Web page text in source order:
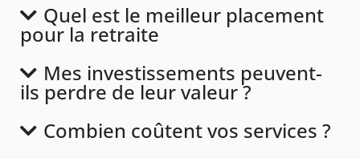
Quel est le meilleur placement
pour la retraite
Mes investissements peuvent-
ils perdre de leur valeur ?
Combien coûtent vos services ?